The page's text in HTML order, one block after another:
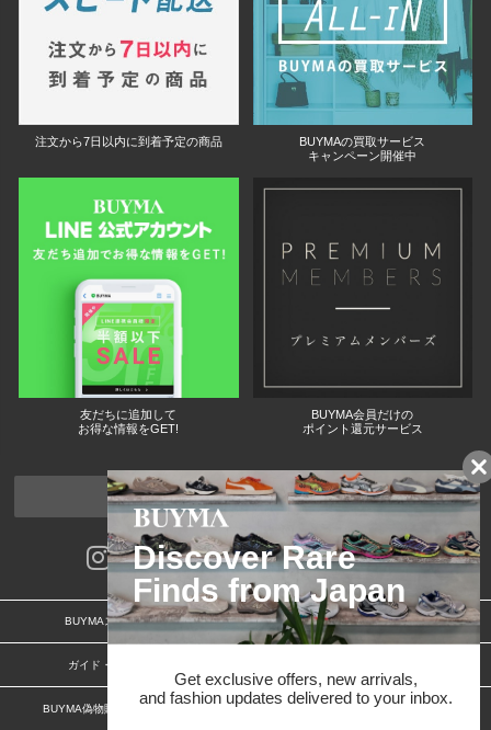
注文から7日以内に到着予定の商品
BUYMAの買取サービス
キャンペーン開催中
友だちに追加して
お得な情報をGET!
BUYMA会員だけの
ポイント還元サービス
ページトップへ
BUYMAスタートガイド 安心への取り組み
ガイド・お問い合わせ
BUYMA偽物販売防止の取り組み BUYMA CARD